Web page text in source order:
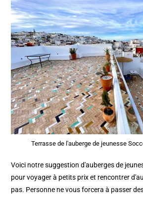
Terrasse de l'auberge de jeunesse
Voici notre suggestion d'auberges de
pour voyager à petits prix et rencontrer
pas. Personne ne vous forcera à passer